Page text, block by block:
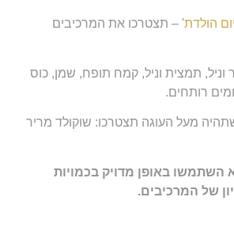
הולדת' – תצטרכו את המרכיבים
וניל, תמצית וניל, קמח תופח, שמן, כוס
רותחים.
מעל העוגה תצטרכו: שוקולד מריר
השתמשו באופן מדויק בכמויות
של המרכיבים.